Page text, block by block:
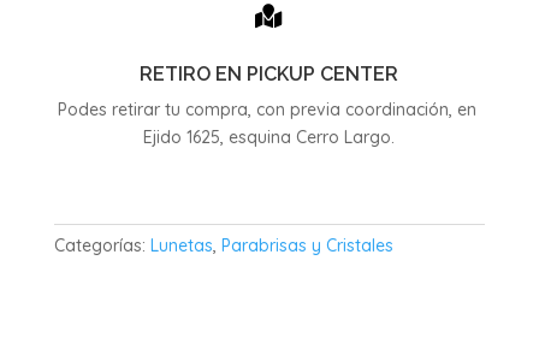

RETIRO EN PICKUP CENTER
Podes retirar tu compra, con previa coordinación, en
Ejido 1625, esquina Cerro Largo.
Categorías: Lunetas, Parabrisas y Cristales